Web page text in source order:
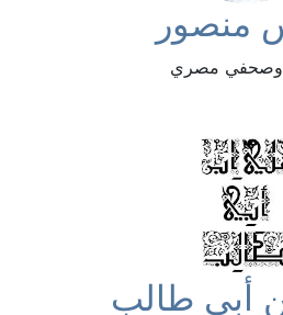
منصور
وصحفي مصري
أبي طالب